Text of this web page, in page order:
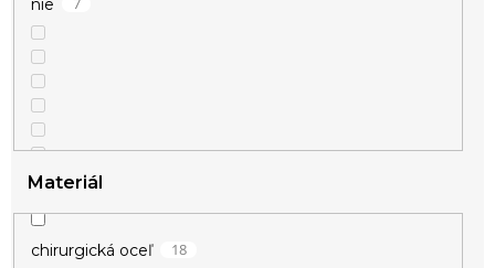
ružová
strieborná
zelená
nie
Materiál
chirurgická oceľ 18